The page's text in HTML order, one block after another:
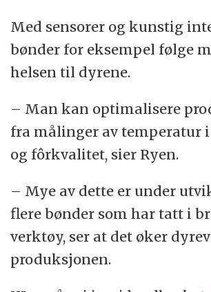
Med sensorer og kunstig
bønder for eksempel følge
helsen til dyrene.
– Man kan optimalisere
fra målinger av temperatur
og fôrkvalitet, sier Ryen.
– Mye av dette er under
flere bønder som har tatt i
verktøy, ser at det øker
produksjonen.